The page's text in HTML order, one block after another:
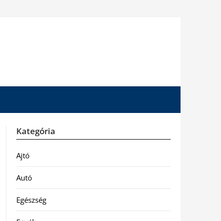
Kategória
Ajtó
Autó
Egészség